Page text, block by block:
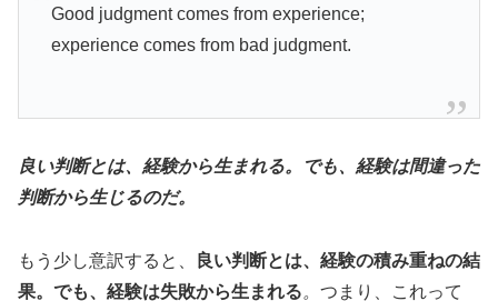
Good judgment comes from experience;
experience comes from bad judgment.
良い判断とは、経験から生まれる。でも、経験は間違った
判断から生じるのだ。
もう少し意訳すると、
良い判断とは、経験の積み重ねの結
果。でも、経験は失敗から生まれる。 つまり、これって